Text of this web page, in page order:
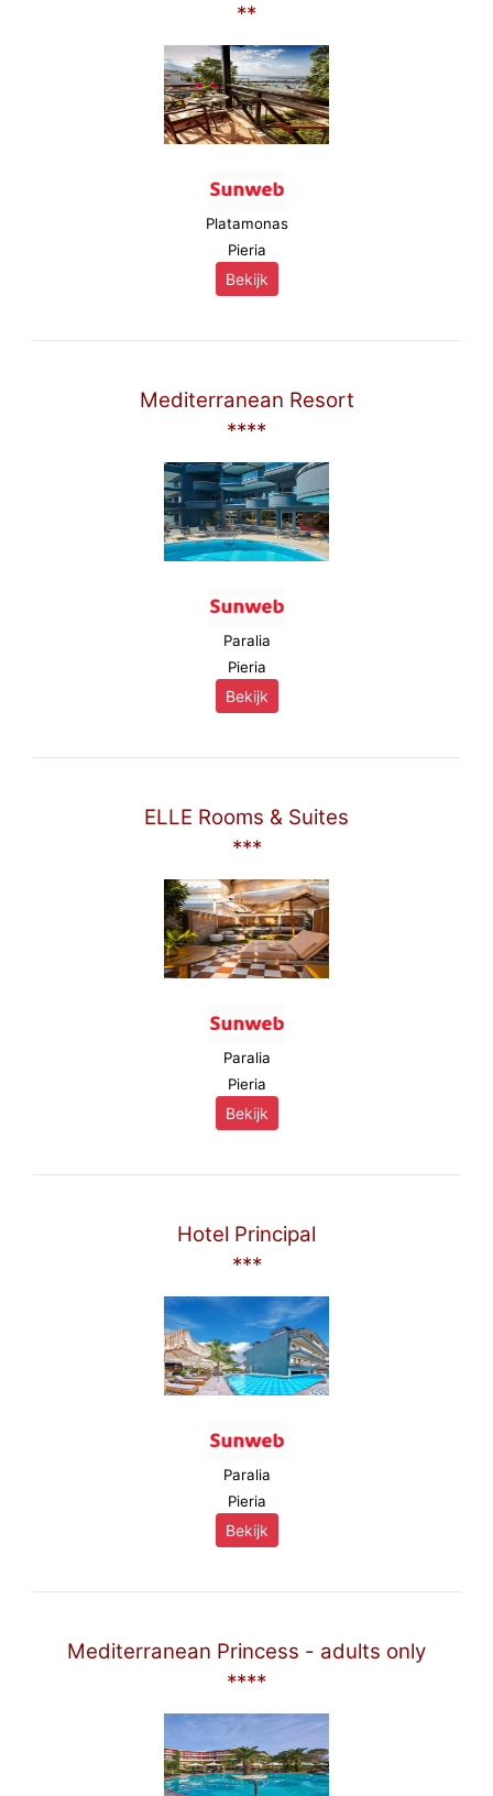
**
Platamonas
Pieria
Bekijk
Mediterranean Resort
****
Paralia
Pieria
Bekijk
ELLE Rooms & Suites
***
Paralia
Pieria
Bekijk
Hotel Principal
***
Paralia
Pieria
Bekijk
Mediterranean Princess - adults only
****